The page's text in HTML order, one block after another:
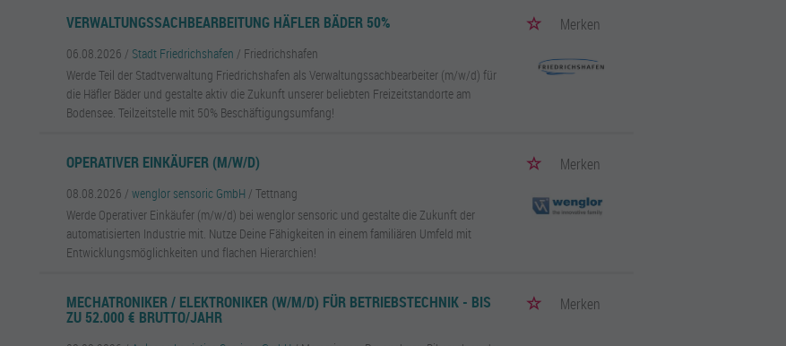
VERWALTUNGSSACHBEARBEITUNG HÄFLER BÄDER 50% Merken
06.08.2026 / Stadt Friedrichshafen / Friedrichshafen
Werde Teil der Stadtverwaltung Friedrichshafen als Verwaltungssachbearbeiter (m/w/d) für
die Häfler Bäder und gestalte aktiv die Zukunft unserer beliebten Freizeitstandorte am
Bodensee. Teilzeitstelle mit 50% Beschäftigungsumfang!
OPERATIVER EINKÄUFER (M/W/D) Merken
08.08.2026 /wenglor sensoric GmbH / Tettnang
Werde Operativer Einkäufer (m/w/d) bei wenglor sensoric und gestalte die Zukunft der
automatisierten Industrie mit. Nutze Deine Fähigkeiten in einem familiären Umfeld mit
Entwicklungsmöglichkeiten und flachen Hierarchien!
MECHATRONIKER / ELEKTRONIKER (W/M/D) FÜR BETRIEBSTECHNIK - BIS
ZU 52.000 € BRUTTO/JAHR
Merken